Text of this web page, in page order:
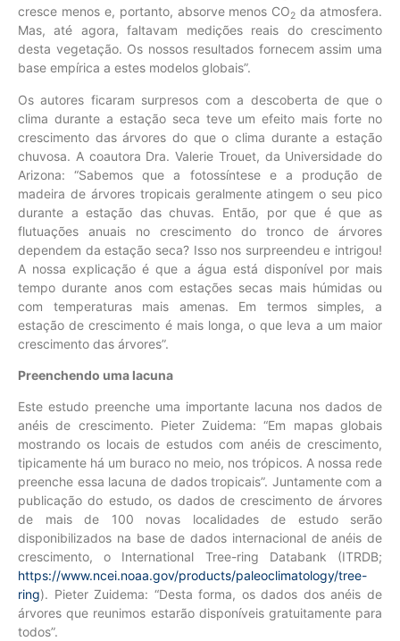
cresce menos e, portanto, absorve menos CO2 da atmosfera.
Mas, até agora, faltavam medições reais do crescimento
desta vegetação. Os nossos resultados fornecem assim uma
base empírica a estes modelos globais”.
Os autores ficaram surpresos com a descoberta de que o
clima durante a estação seca teve um efeito mais forte no
crescimento das árvores do que o clima durante a estação
chuvosa. A coautora Dra. Valerie Trouet, da Universidade do
Arizona: “Sabemos que a fotossíntese e a produção de
madeira de árvores tropicais geralmente atingem o seu pico
durante a estação das chuvas. Então, por que é que as
flutuações anuais no crescimento do tronco de árvores
dependem da estação seca? Isso nos surpreendeu e intrigou!
A nossa explicação é que a água está disponível por mais
tempo durante anos com estações secas mais húmidas ou
com temperaturas mais amenas. Em termos simples, a
estação de crescimento é mais longa, o que leva a um maior
crescimento das árvores”.
Preenchendo uma lacuna
Este estudo preenche uma importante lacuna nos dados de
anéis de crescimento. Pieter Zuidema: “Em mapas globais
mostrando os locais de estudos com anéis de crescimento,
tipicamente há um buraco no meio, nos trópicos. A nossa rede
preenche essa lacuna de dados tropicais”. Juntamente com a
publicação do estudo, os dados de crescimento de árvores
de mais de 100 novas localidades de estudo serão
disponibilizados na base de dados internacional de anéis de
crescimento, o International Tree-ring Databank (ITRDB;
https://www.ncei.noaa.gov/products/paleoclimatology/tree-
ring). Pieter Zuidema: “Desta forma, os dados dos anéis de
árvores que reunimos estarão disponíveis gratuitamente para
todos”.